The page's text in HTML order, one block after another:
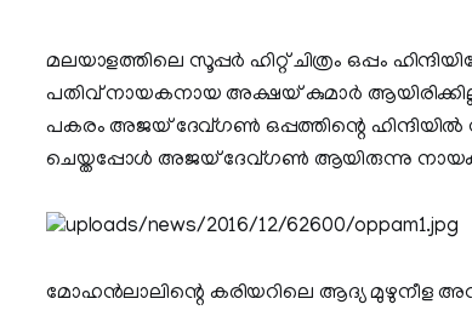
മലയാളത്തിലെ സൂപ്പര്‍ ഹിറ്റ് ചിത്രം ഒപ്പം
പതിവ് നായകനായ അക്ഷയ് കുമാര്‍ ആയിരിക്കില്ല
പകരം അജയ് ദേവ്ഗണ്‍ ഒപ്പത്തിന്റെ ഹിന്ദിയില്‍
ചെയ്തപ്പോള്‍ അജയ് ദേവ്ഗണ്‍ ആയിരുന്നു
മോഹന്‍ലാലിന്റെ കരിയറിലെ ആദ്യ മുഴുനീള